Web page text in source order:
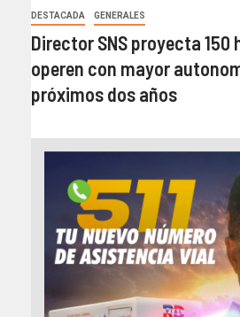
DESTACADA GENERALES
Director SNS proyecta 150
operen con mayor
próximos dos años